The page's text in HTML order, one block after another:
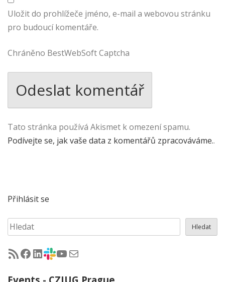
Uložit do prohlížeče jméno, e-mail a webovou stránku
pro budoucí komentáře.
Chráněno BestWebSoft Captcha
Tato stránka používá Akismet k omezení spamu.
Podívejte se, jak vaše data z komentářů zpracováváme..
Přihlásit se
Hledat Hledat
RSS - články na jug.cz
Facebook skupina Czech Java User Group
LinkedIn skupina Czech Java User Group
CZJUG Slack fórum
CZJUG YouTube kanálCZJUG email